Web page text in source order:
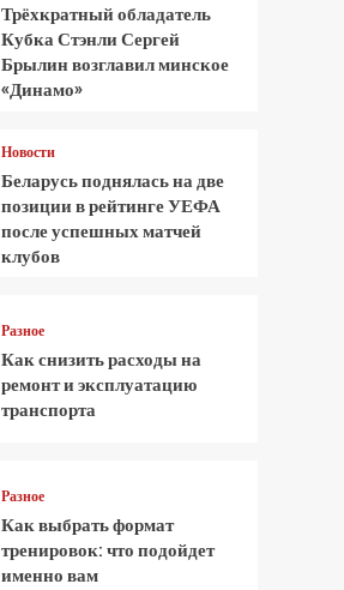
Трёхкратный обладатель
Кубка Стэнли Сергей
Брылин возглавил минское
«Динамо»
Новости
Беларусь поднялась на две
позиции в рейтинге УЕФА
после успешных матчей
клубов
Разное
Как снизить расходы на
ремонт и эксплуатацию
транспорта
Разное
Как выбрать формат
тренировок: что подойдет
именно вам